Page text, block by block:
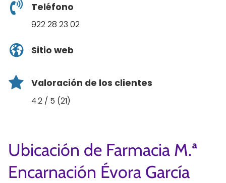
Teléfono
922 28 23 02
Sitio web
Valoración de los clientes
4.2 / 5 (21)
Ubicación de Farmacia M.ª
Encarnación Évora García